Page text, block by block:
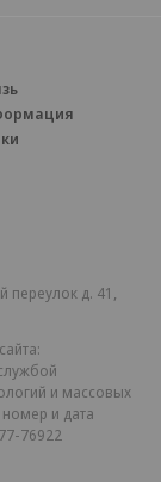
д. 41,
и массовых
и дата
76922